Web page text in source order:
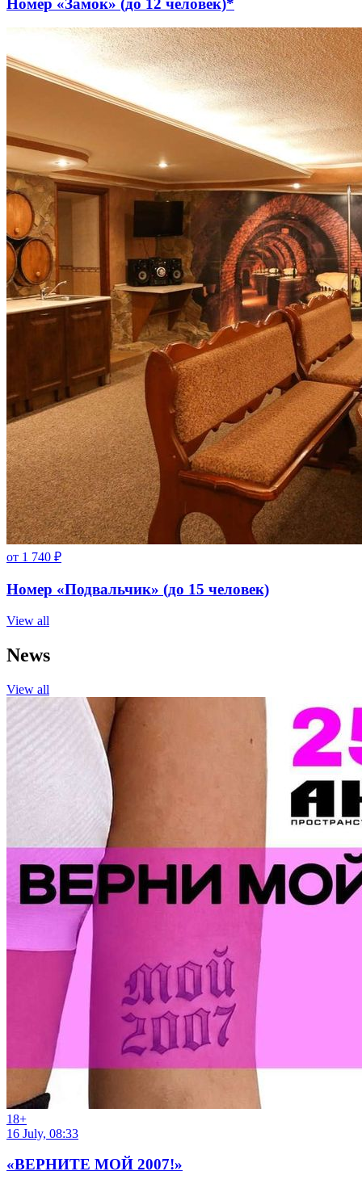
от 1 740 ₽
Номер «Подвальчик» (до 15 человек)
View all
News
View all
18+
16 July, 08:33
«ВЕРНИТЕ МОЙ 2007!»